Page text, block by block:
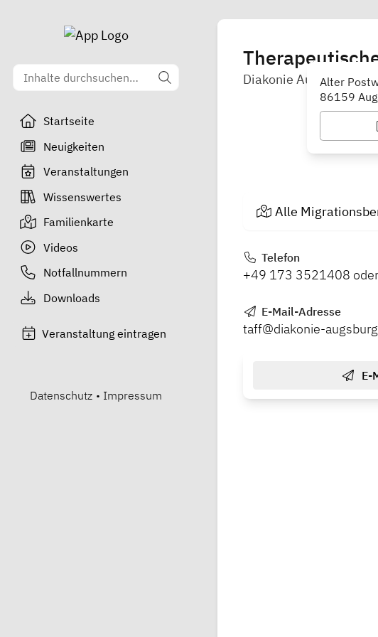
Startseite
Neuigkeiten
Veranstaltungen
Wissenswertes
Familienkarte
Videos
Notfallnummern
Downloads
Veranstaltung eintragen
Datenschutz • Impressum
Diakonie Augsburg
Alter
86159
Alle
Telefon
+49 173 3521408
E-Mail-Adresse
taff@diakonie-
E-